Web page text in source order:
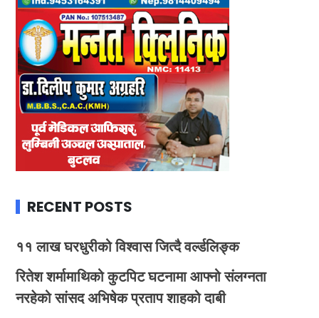
RECENT POSTS
११ लाख घरधुरीको विश्वास जित्दै वर्ल्डलिङ्क
रितेश शर्मामाथिको कुटपिट घटनामा आफ्नो संलग्नता
नरहेको सांसद अभिषेक प्रताप शाहको दाबी